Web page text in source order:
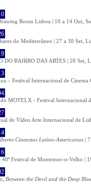
Room Lisboa | 10 a 14 Out,
do Mediterrâneo | 27 a 30 Set,
DO BAIRRO DAS ARTES | 20 Set,
– Festival Internacional de Cinema
do MOTELX - Festival Internacional
de Vídeo Arte Internacional de
Cineastas Latino-Americanas |
Festival de Montemor-o-Velho |
Between the Devil and the Deep